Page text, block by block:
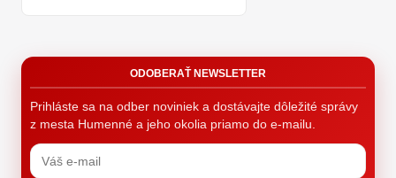
ODOBERAŤ NEWSLETTER
Prihláste sa na odber noviniek a dostávajte dôležité správy
z mesta Humenné a jeho okolia priamo do e-mailu.